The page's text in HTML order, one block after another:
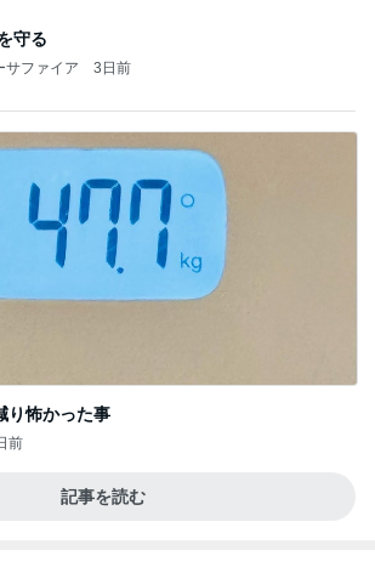
守る
サファイア 3日前
り怖かった事
前
記事を読む